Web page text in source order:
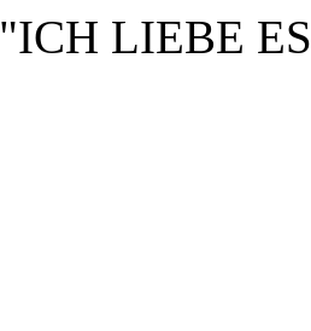
"ICH LIEBE